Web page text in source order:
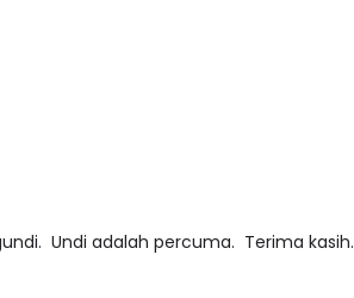
Undi adalah percuma. Terima kasih.